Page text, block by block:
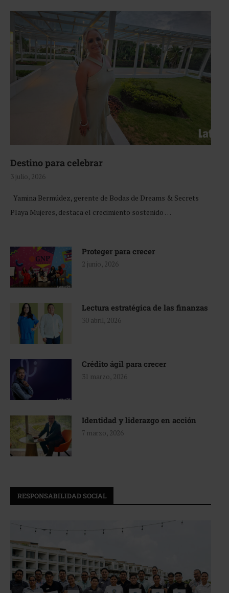
Destino para celebrar
3 julio, 2026
Yamina Bermúdez, gerente de Bodas de Dreams & Secrets
Playa Mujeres, destaca el crecimiento sostenido …
Proteger para crecer
2 junio, 2026
Lectura estratégica de las finanzas
30 abril, 2026
Crédito ágil para crecer
31 marzo, 2026
Identidad y liderazgo en acción
7 marzo, 2026
RESPONSABILIDAD SOCIAL